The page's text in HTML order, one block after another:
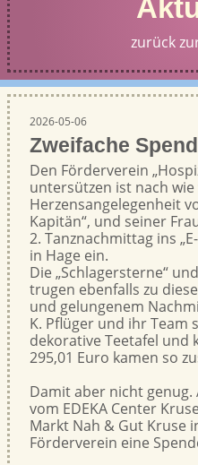
zurück
2026-05-06
Zweifache
Den Förderverein
untersützen ist nach wie
Herzensangelegenheit
Kapitän“, und seiner
2. Tanznachmittag ins
in Hage ein.
Die „Schlagersterne“
trugen ebenfalls zu
und gelungenem
K. Pflüger und ihr Team
dekorative Teetafel und
295,01 Euro kamen so
Damit aber nicht genug.
vom EDEKA Center
Markt Nah & Gut Kruse
Förderverein eine